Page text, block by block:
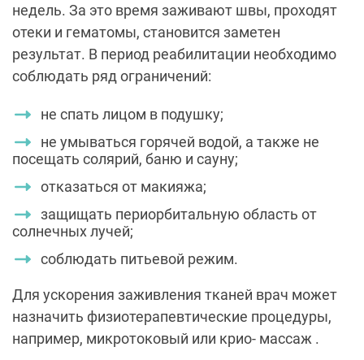
недель. За это время заживают швы, проходят
отеки и гематомы, становится заметен
результат. В период реабилитации необходимо
соблюдать ряд ограничений:
не спать лицом в подушку;
не умываться горячей водой, а также не
посещать солярий, баню и сауну;
отказаться от макияжа;
защищать периорбитальную область от
солнечных лучей;
соблюдать питьевой режим.
Для ускорения заживления тканей врач может
назначить физиотерапевтические процедуры,
например, микротоковый или крио- массаж .